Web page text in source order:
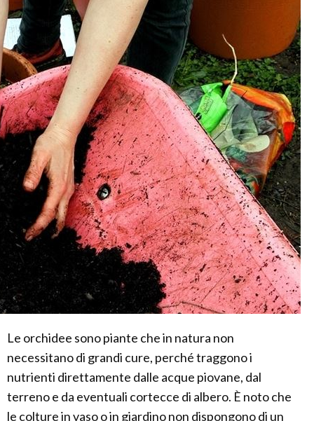
Le orchidee sono piante che in natura non
necessitano di grandi cure, perché traggono i
nutrienti direttamente dalle acque piovane, dal
terreno e da eventuali cortecce di albero. È noto che
le colture in vaso o in giardino non dispongono di un